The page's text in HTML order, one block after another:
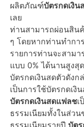
ผลิตภัณฑ์บัตรกดเงิ
เลย
ท่านสามารถผ่อนสิน
ๆ โดยหากท่านทำกา
รายการท่านจะสาม
แบบ 0% ได้นานสูงสุ
บัตรกดเงินสดตัวดัง
เป็นการใช้บัตรกดเ
บัตรกดเงินสดแฟลชเ
ธรรมเนียมทั้งในส่ว
ธรรมเนียมรายปี บัต